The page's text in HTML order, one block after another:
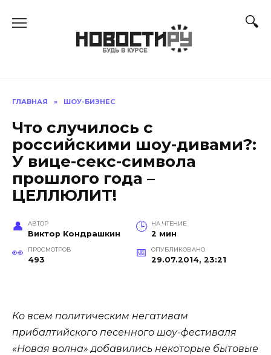
ГЛАВНАЯ » ШОУ-БИЗНЕС
Что случилось с
российскими шоу-дивами?:
У вице-секс-символа
прошлого года –
ЦЕЛЛЮЛИТ!
АВТОР
Виктор Кондрашкин
НА ЧТЕНИЕ
2 мин
ПРОСМОТРОВ
493
ОПУБЛИКОВАНО
29.07.2014, 23:21
Ко всем политическим негативам
прибалтийского песенного шоу-фестиваля
«Новая волна» добавились некоторые бытовые